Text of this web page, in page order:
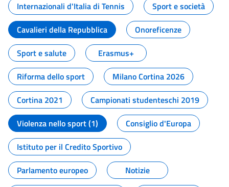
Internazionali d'Italia di Tennis
Sport e società
Cavalieri della Repubblica
Onoreficenze
Sport e salute
Erasmus+
Riforma dello sport
Milano Cortina 2026
Cortina 2021
Campionati studenteschi 2019
Violenza nello sport (1)
Consiglio d'Europa
Istituto per il Credito Sportivo
Parlamento europeo
Notizie